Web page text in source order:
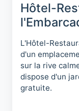
Hôtel-
L'Hôtel-
d'un
sur la rive
dispose d'un
gratuite.